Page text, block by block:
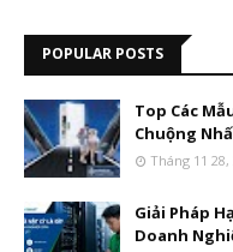
POPULAR POSTS
Top Các
Chuộng
Tháng 11 28,
Giải Pháp
Doanh